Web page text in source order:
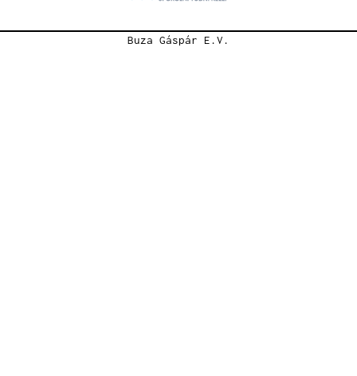
Buza Gáspár E.V.